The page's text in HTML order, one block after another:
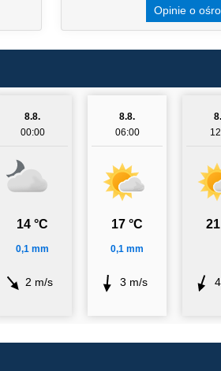
Opinie o
8.8.
00:00
14 °C
0,1 mm
2 m/s
8.8.
06:00
17 °C
0,1 mm
3 m/s